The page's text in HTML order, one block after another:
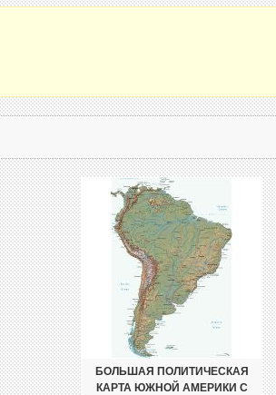
БОЛЬШАЯ ПОЛИТИЧЕСКАЯ
КАРТА ЮЖНОЙ АМЕРИКИ С